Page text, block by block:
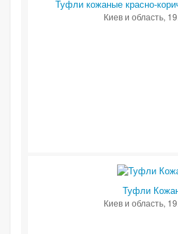
Туфли кожаные красно-
Киев и область,
Туфли
Киев и область,